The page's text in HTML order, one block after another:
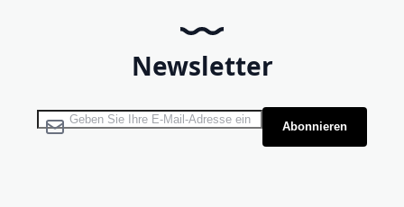
Newsletter
Melden Sie sich für unseren Newsletter an:
Abonnieren